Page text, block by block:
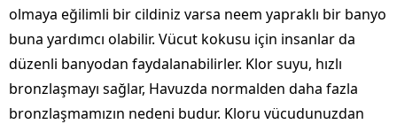
olmaya eğilimli bir cildiniz varsa neem yapraklı bir banyo
buna yardımcı olabilir. Vücut kokusu için insanlar da
düzenli banyodan faydalanabilirler. Klor suyu, hızlı
bronzlaşmayı sağlar, Havuzda normalden daha fazla
bronzlaşmamızın nedeni budur. Kloru vücudunuzdan